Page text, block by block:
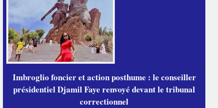
Imbroglio foncier et action posthume : le conseiller
présidentiel Djamil Faye renvoyé devant le tribunal
correctionnel